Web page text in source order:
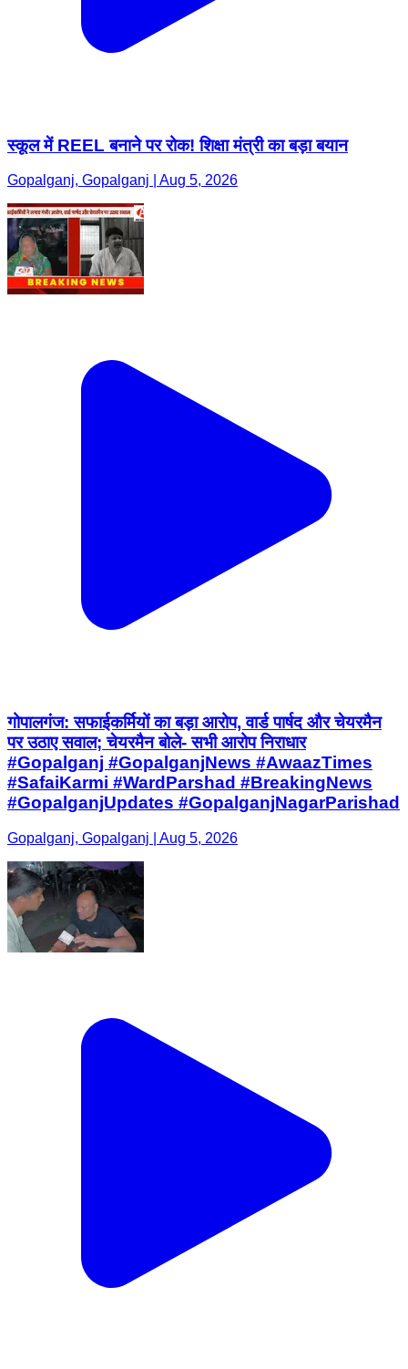
स्कूल में REEL बनाने पर रोक! शिक्षा मंत्री का बड़ा बयान
Gopalganj, Gopalganj | Aug 5, 2026
गोपालगंज: सफाईकर्मियों का बड़ा आरोप, वार्ड पार्षद और चेयरमैन
पर उठाए सवाल; चेयरमैन बोले- सभी आरोप निराधार
#Gopalganj #GopalganjNews #AwaazTimes
#SafaiKarmi #WardParshad #BreakingNews
#GopalganjUpdates #GopalganjNagarParishad
Gopalganj, Gopalganj | Aug 5, 2026